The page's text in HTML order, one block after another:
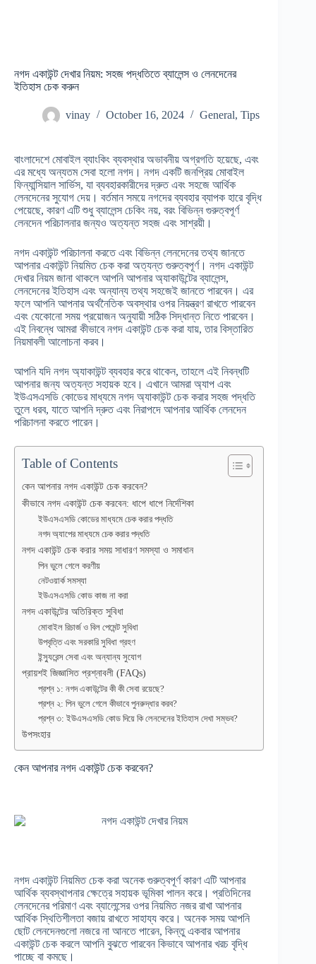
নগদ একাউন্ট দেখার নিয়ম: সহজ পদ্ধতিতে ব্যালেন্স ও লেনদেনের
ইতিহাস চেক করুন
vinay October 16, 2024 General, Tips
বাংলাদেশে মোবাইল ব্যাংকিং ব্যবস্থার অভাবনীয় অগ্রগতি হয়েছে, এবং
এর মধ্যে অন্যতম সেবা হলো নগদ। নগদ একটি জনপ্রিয় মোবাইল
ফিন্যান্সিয়াল সার্ভিস, যা ব্যবহারকারীদের দ্রুত এবং সহজে আর্থিক
লেনদেনের সুযোগ দেয়। বর্তমান সময়ে নগদের ব্যবহার ব্যাপক হারে বৃদ্ধি
পেয়েছে, কারণ এটি শুধু ব্যালেন্স চেকিং নয়, বরং বিভিন্ন গুরুত্বপূর্ণ
লেনদেন পরিচালনার জন্যও অত্যন্ত সহজ এবং সাশ্রয়ী।
নগদ একাউন্ট পরিচালনা করতে এবং বিভিন্ন লেনদেনের তথ্য জানতে
আপনার একাউন্ট নিয়মিত চেক করা অত্যন্ত গুরুত্বপূর্ণ। নগদ একাউন্ট
দেখার নিয়মজানা থাকলে আপনি আপনার অ্যাকাউন্টের ব্যালেন্স,
লেনদেনের ইতিহাস এবং অন্যান্য তথ্য সহজেই জানতে পারবেন। এর
ফলে আপনি আপনার অর্থনৈতিক অবস্থার ওপর নিয়ন্ত্রণ রাখতে পারবেন
এবং যেকোনো সময় প্রয়োজন অনুযায়ী সঠিক সিদ্ধান্ত নিতে পারবেন।
এই নিবন্ধে আমরা কীভাবে নগদ একাউন্ট চেক করা যায়, তার বিস্তারিত
নিয়মাবলী আলোচনা করব।
আপনি যদি নগদ অ্যাকাউন্ট ব্যবহার করে থাকেন, তাহলে এই নিবন্ধটি
আপনার জন্য অত্যন্ত সহায়ক হবে। এখানে আমরা অ্যাপ এবং
ইউএসএসডি কোডের মাধ্যমে নগদ অ্যাকাউন্ট চেক করার সহজ পদ্ধতি
তুলে ধরব, যাতে আপনি দ্রুত এবং নিরাপদে আপনার আর্থিক লেনদেন
পরিচালনা করতে পারেন।
Table of Contents
কেন আপনার নগদ একাউন্ট চেক করবেন?
কীভাবে নগদ একাউন্ট চেক করবেন: ধাপে ধাপে নির্দেশিকা
ইউএসএসডি কোডের মাধ্যমে চেক করার পদ্ধতি
নগদ অ্যাপের মাধ্যমে চেক করার পদ্ধতি
নগদ একাউন্ট চেক করার সময় সাধারণ সমস্যা ও সমাধান
পিন ভুলে গেলে করণীয়
নেটওয়ার্ক সমস্যা
ইউএসএসডি কোড কাজ না করা
নগদ একাউন্টের অতিরিক্ত সুবিধা
মোবাইল রিচার্জ ও বিল পেমেন্ট সুবিধা
উপবৃত্তি এবং সরকারি সুবিধা গ্রহণ
ইন্স্যুরেন্স সেবা এবং অন্যান্য সুযোগ
প্রায়শই জিজ্ঞাসিত প্রশ্নাবলী (FAQs)
প্রশ্ন ১: নগদ একাউন্টের কী কী সেবা রয়েছে?
প্রশ্ন ২: পিন ভুলে গেলে কীভাবে পুনরুদ্ধার করব?
প্রশ্ন ৩: ইউএসএসডি কোড দিয়ে কি লেনদেনের ইতিহাস দেখা সম্ভব?
উপসংহার
কেন আপনার নগদ একাউন্ট চেক করবেন?
নগদ একাউন্ট নিয়মিত চেক করা অনেক গুরুত্বপূর্ণ কারণ এটি আপনার
আর্থিক ব্যবস্থাপনার ক্ষেত্রে সহায়ক ভূমিকা পালন করে। প্রতিদিনের
লেনদেনের পরিমাণ এবং ব্যালেন্সের ওপর নিয়মিত নজর রাখা আপনার
আর্থিক স্থিতিশীলতা বজায় রাখতে সাহায্য করে। অনেক সময় আপনি
ছোট লেনদেনগুলো নজরে না আনতে পারেন, কিন্তু একবার আপনার
একাউন্ট চেক করলে আপনি বুঝতে পারবেন কিভাবে আপনার খরচ বৃদ্ধি
পাচ্ছে বা কমছে।